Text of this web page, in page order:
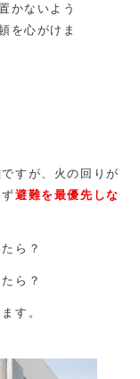
かないよう
を心がけま
すが、火の回りが
避難を最優先しな
ら？
ら？
す。